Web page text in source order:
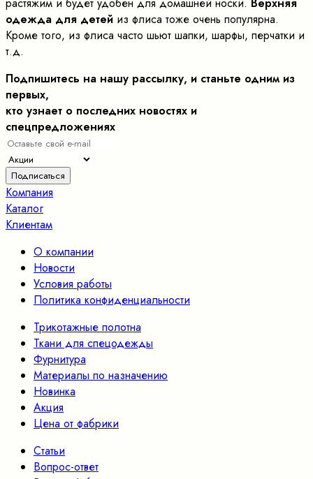
одежда для детей из флиса тоже очень популярна.
Кроме того, из флиса часто шьют шапки, шарфы, перчатки и
т.д.
Подпишитесь на нашу рассылку, и станьте одним из
первых,
кто узнает о последних новостях и
спецпредложениях
Компания
Каталог
Клиентам
О компании
Новости
Условия работы
Политика конфиденциальности
Трикотажные полотна
Ткани для спецодежды
Фурнитура
Материалы по назначению
Новинка
Акция
Цена от фабрики
Статьи
Вопрос-ответ